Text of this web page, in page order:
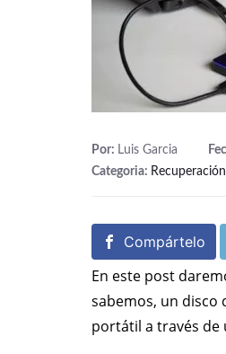
Por: Luis Garcia
Categoria:
Compártelo
En este post
sabemos, un
portátil a través de